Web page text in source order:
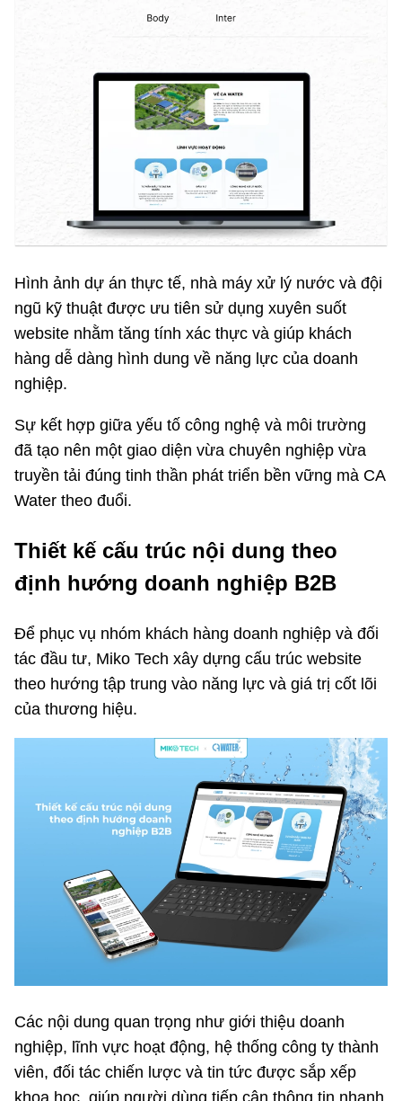
Hình ảnh dự án thực tế, nhà máy xử lý nước và đội
ngũ kỹ thuật được ưu tiên sử dụng xuyên suốt
website nhằm tăng tính xác thực và giúp khách
hàng dễ dàng hình dung về năng lực của doanh
nghiệp.
Sự kết hợp giữa yếu tố công nghệ và môi trường
đã tạo nên một giao diện vừa chuyên nghiệp vừa
truyền tải đúng tinh thần phát triển bền vững mà CA
Water theo đuổi.
Thiết kế cấu trúc nội dung theo
định hướng doanh nghiệp B2B
Để phục vụ nhóm khách hàng doanh nghiệp và đối
tác đầu tư, Miko Tech xây dựng cấu trúc website
theo hướng tập trung vào năng lực và giá trị cốt lõi
của thương hiệu.
Các nội dung quan trọng như giới thiệu doanh
nghiệp, lĩnh vực hoạt động, hệ thống công ty thành
viên, đối tác chiến lược và tin tức được sắp xếp